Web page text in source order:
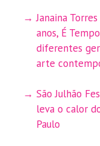
Janaina
anos, É
diferentes
arte
São Julhão
leva o calor
Paulo